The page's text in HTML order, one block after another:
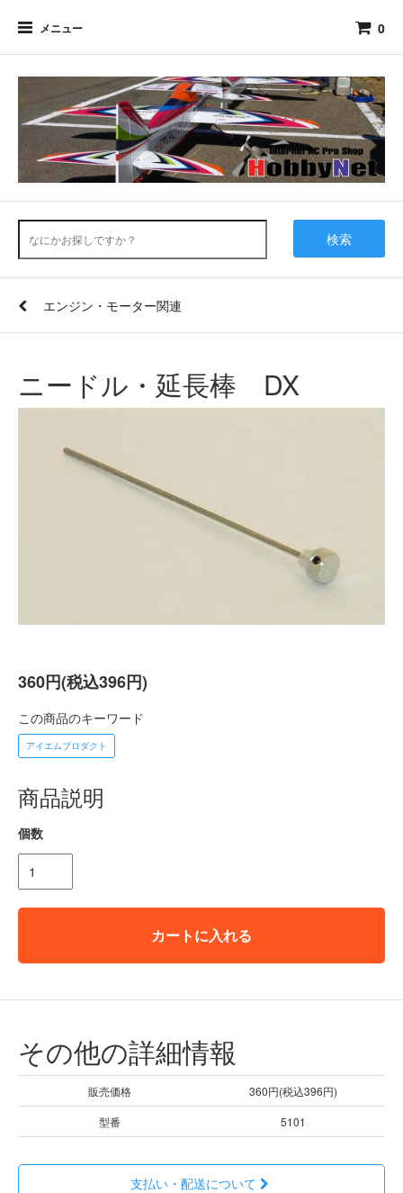
メニュー 0
検索
エンジン・モーター関連
ニードル・延長棒 DX
360円(税込396円)
この商品のキーワード
アイエムプロダクト
商品説明
個数
カートに入れる
その他の詳細情報
販売価格
360円(税込396円)
型番
5101
支払い・配送について